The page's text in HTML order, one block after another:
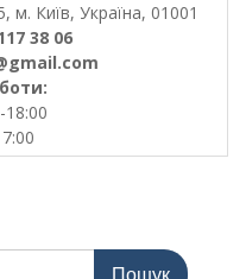
м. Київ, Україна, 01001
38 06